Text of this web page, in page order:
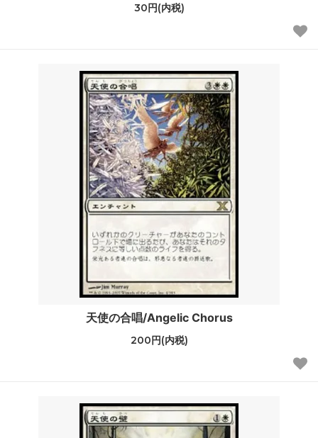
30円(内税)
天使の合唱/Angelic Chorus
200円(内税)